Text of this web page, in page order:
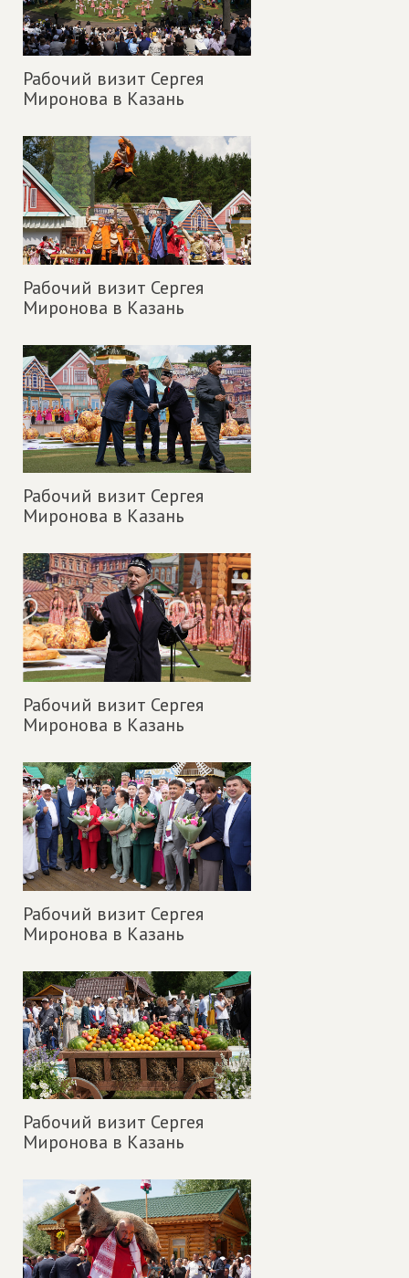
Рабочий визит Сергея
Миронова в Казань
Рабочий визит Сергея
Миронова в Казань
Рабочий визит Сергея
Миронова в Казань
Рабочий визит Сергея
Миронова в Казань
Рабочий визит Сергея
Миронова в Казань
Рабочий визит Сергея
Миронова в Казань